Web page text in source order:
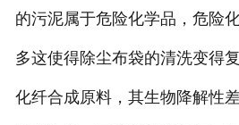
的污泥属于危险化学品，危险
多这使得除尘布袋的清洗变得
化纤合成原料，其生物降解性